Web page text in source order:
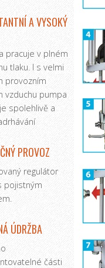
A VYSOKÝ
pracuje v plném
tlaku. I s velmi
provozním
vzduchu pumpa
spolehlivě a
PROVOZ
regulátor
pojistným
ÚDRŽBA
části